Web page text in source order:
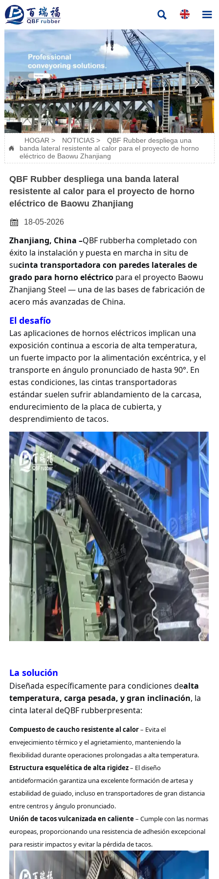
 
 

HOGAR> NOTICIAS>
QBF Rubber despliega una
banda lateral resistente al calor para el proyecto de horno
eléctrico de Baowu Zhanjiang
QBF Rubber despliega una banda lateral
resistente al calor para el proyecto de horno
eléctrico de Baowu Zhanjiang

18-05-2026
Zhanjiang, China –QBF rubberha completado con
éxito la instalación y puesta en marcha in situ de
sucinta transportadora con paredes laterales de
grado para horno eléctricopara el proyecto Baowu
Zhanjiang Steel — una de las bases de fabricación de
acero más avanzadas de China.
El desafío
Las aplicaciones de hornos eléctricos implican una
exposición continua a escoria de alta temperatura,
un fuerte impacto por la alimentación excéntrica, y el
transporte en ángulo pronunciado de hasta 90°. En
estas condiciones, las cintas transportadoras
estándar suelen sufrir ablandamiento de la carcasa,
endurecimiento de la placa de cubierta, y
desprendimiento de tacos.
La solución
Diseñada específicamente para condiciones dealta
temperatura, carga pesada, y gran inclinación, la
cinta lateral deQBF rubberpresenta:
Compuesto de caucho resistente al calor– Evita el
envejecimiento térmico y el agrietamiento, manteniendo la
flexibilidad durante operaciones prolongadas a alta temperatura.
Estructura esquelética de alta rigidez– El diseño
antideformación garantiza una excelente formación de artesa y
estabilidad de guiado, incluso en transportadores de gran distancia
entre centros y ángulo pronunciado.
Unión de tacos vulcanizada en caliente – Cumple con las normas
europeas, proporcionando una resistencia de adhesión excepcional
para resistir impactos y evitar la pérdida de tacos.